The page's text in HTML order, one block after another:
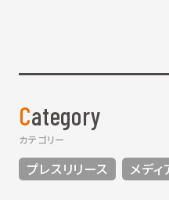
Category
カテゴリー
プレスリリース メディ